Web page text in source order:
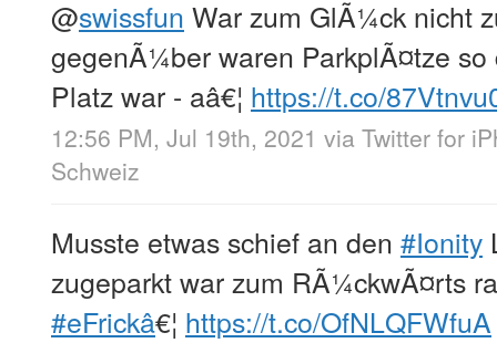
@swissfun War zum GlÃ¼ck nicht
gegenÃ¼ber waren ParkplÃ¤tze
Platz war - aâ€¦ https://t.co/
12:56 PM, Jul 19th, 2021 via Twitter for
Schweiz
Musste etwas schief an den #Ionity
zugeparkt war zum RÃ¼ckwÃ¤rts
#eFrickâ€¦ https://t.co/OfNLQFWfuA